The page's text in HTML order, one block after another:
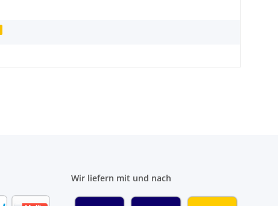
Wir liefern mit und nach